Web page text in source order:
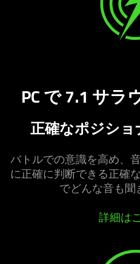
PC で 7.1 サラ
正確なポジシ
バトルでの意識を高め、
に正確に判断できる正確
でどんな音も聞
詳細は